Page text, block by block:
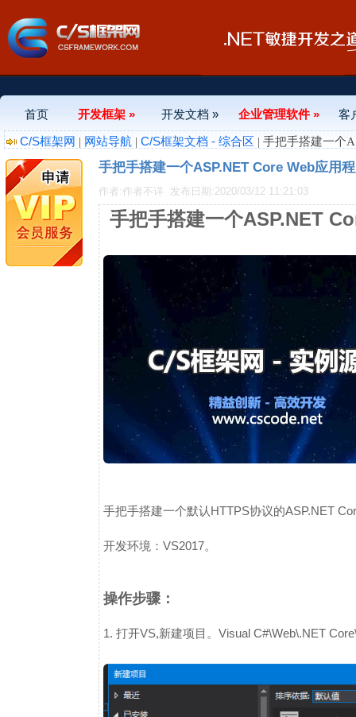
首页 开发框架 » 开发文档 » 企业管理软件 »
客
C/S框架网 | 网站导航 | C/S框架文档 - 综合区 | 手把手搭建一个
手把手搭建一个ASP.NET Core Web应用
作者:作者不详 发布日期:2020/03/12 11:21:03
手把手搭建一个ASP.NET
手把手搭建一个默认HTTPS协议的ASP.NET
开发环境：VS2017。
操作步骤：
1. 打开VS,新建项目。Visual C#\Web\.NET